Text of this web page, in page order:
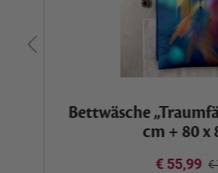
Bettwäsche
cm + 80 x
€ 55,99 €